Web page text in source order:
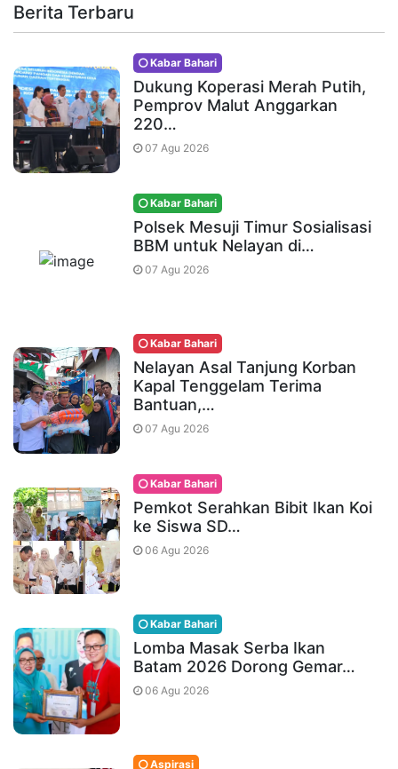
Berita Terbaru
Kabar Bahari
Dukung Koperasi Merah Putih,
Pemprov Malut Anggarkan
220…
07 Agu 2026
Kabar Bahari
Polsek Mesuji Timur Sosialisasi
BBM untuk Nelayan di…
07 Agu 2026
Kabar Bahari
Nelayan Asal Tanjung Korban
Kapal Tenggelam Terima
Bantuan,…
07 Agu 2026
Kabar Bahari
Pemkot Serahkan Bibit Ikan Koi
ke Siswa SD…
06 Agu 2026
Kabar Bahari
Lomba Masak Serba Ikan
Batam 2026 Dorong Gemar…
06 Agu 2026
Aspirasi